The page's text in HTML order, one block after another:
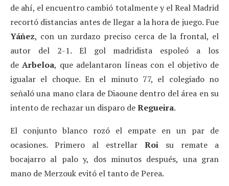
de ahí, el encuentro cambió totalmente y el Real Madrid
recortó distancias antes de llegar a la hora de juego. Fue
Yáñez, con un zurdazo preciso cerca de la frontal, el
autor del 2-1. El gol madridista espoleó a los
deArbeloa, que adelantaron líneas con el objetivo de
igualar el choque. En el minuto 77, el colegiado no
señaló una mano clara de Diaoune dentro del área en su
intento de rechazar un disparo deRegueira.
El conjunto blanco rozó el empate en un par de
ocasiones. Primero al estrellar Roi su remate a
bocajarro al palo y, dos minutos después, una gran
mano de Merzouk evitó el tanto de Perea.